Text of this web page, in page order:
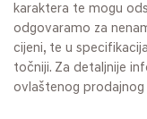
karaktera te mogu
odgovaramo za
cijeni, te u
točniji. Za detaljnije
ovlaštenog prodajnog